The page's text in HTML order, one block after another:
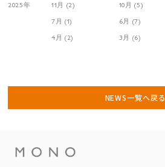
2025年
11月 (2) 10月 (5)
7月 (1)
6月 (7)
4月 (2)
3月 (6)
NEWS一覧へ戻る